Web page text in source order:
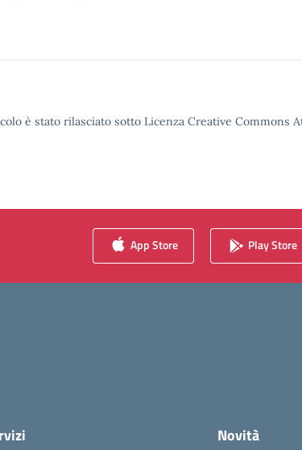
è stato rilasciato sotto Licenza Creative Commons
App Store Play Store
Novità